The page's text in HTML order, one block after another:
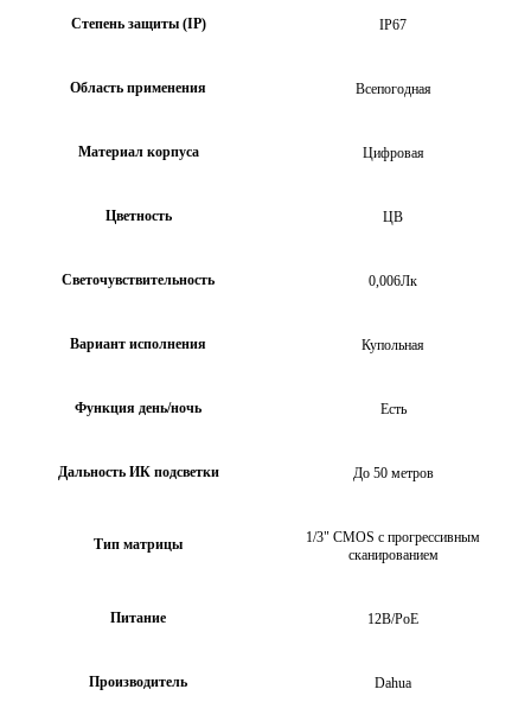
Степень защиты (IP) IP67
Область применения Всепогодная
Материал корпуса Цифровая
Цветность ЦВ
Светочувствительность 0,006Лк
Вариант исполнения Купольная
Функция день/ночь Есть
Дальность ИК подсветки До 50 метров
Тип матрицы
1/3" CMOS с прогрессивным
сканированием
Питание 12В/PoE
Производитель Dahua